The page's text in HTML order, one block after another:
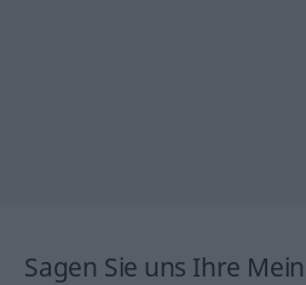
Sagen Sie uns Ihre